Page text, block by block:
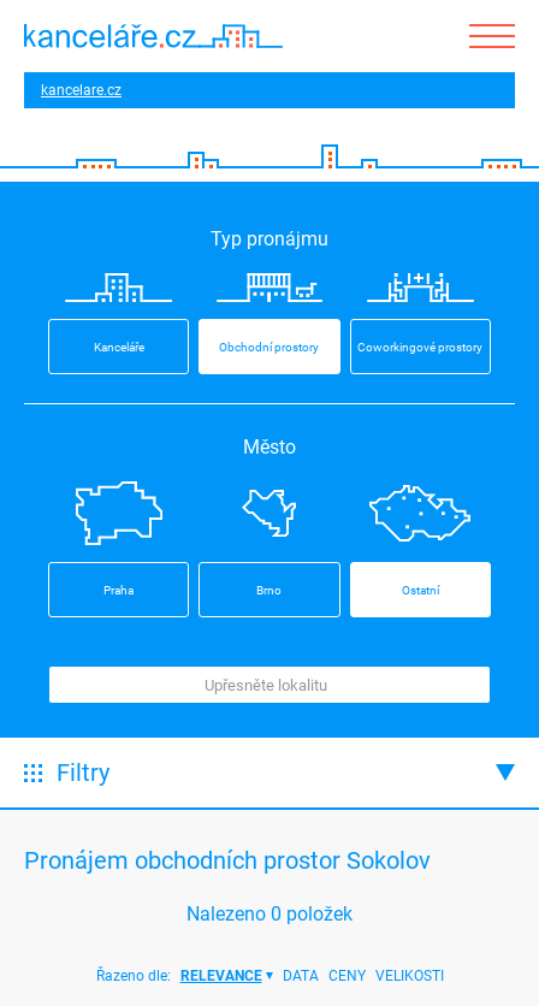
kancelare.cz
Typ pronájmu
Kanceláře Obchodní prostory Coworkingové prostory
Město
Praha Brno Ostatní
Filtry
Pronájem obchodních prostor Sokolov
Nalezeno 0 položek
Řazeno dle: RELEVANCE DATA CENY VELIKOSTI